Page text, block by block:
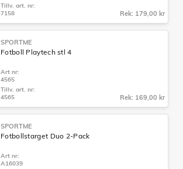
Tillv. art. nr:
7158
Rek: 179,00 kr
SPORTME
Fotboll Playtech stl 4
Art nr:
4565
Tillv. art. nr:
4565
Rek: 169,00 kr
SPORTME
Fotbollstarget Duo 2-Pack
Art nr:
A16039